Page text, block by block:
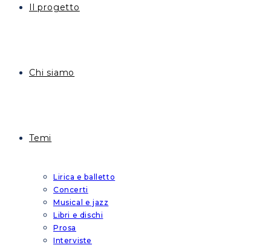
Il progetto
Chi siamo
Temi
Lirica e balletto
Concerti
Musical e jazz
Libri e dischi
Prosa
Interviste